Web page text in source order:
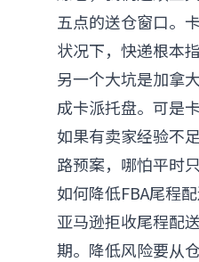
五点的送仓窗口。
状况下，快递根本
另一个大坑是加拿
成卡派托盘。可是
如果有卖家经验不
路预案，哪怕平时
如何降低FBA尾程配
亚马逊拒收尾程配
期。降低风险要从